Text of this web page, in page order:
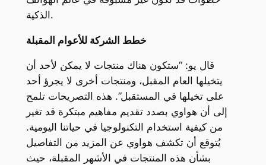
الذكية.
خطط الشركة للأعوام المقبلة
قال يو: “ستكون هناك منتجات لا يمكن لأحد أن
يتخيلها العام المقبل، ومنتجات أخرى لا يجرؤ أحد
على تخيلها في المستقبل”. هذه التصريحات تلمح
إلى أن هواوي بصدد تقديم مفاهيم مبتكرة قد تغير
من كيفية استخدام التكنولوجيا في حياتنا اليومية.
يُتوقع أن تكشف هواوي عن المزيد من التفاصيل
بشأن هذه المنتجات في الأشهر المقبلة، حيث